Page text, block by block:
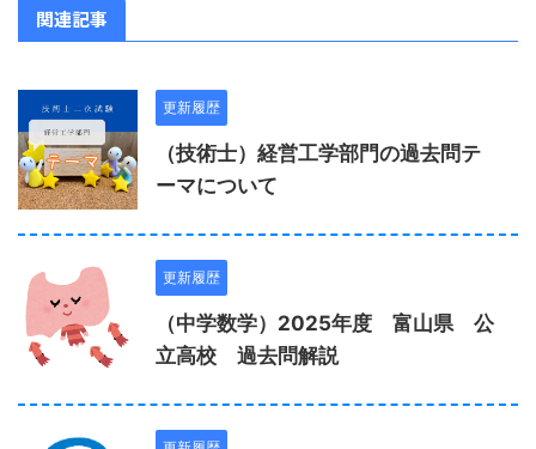
関連記事
更新履歴
（技術士）経営工学部門の過去問テ
ーマについて
更新履歴
（中学数学）2025年度 富山県 公
立高校 過去問解説